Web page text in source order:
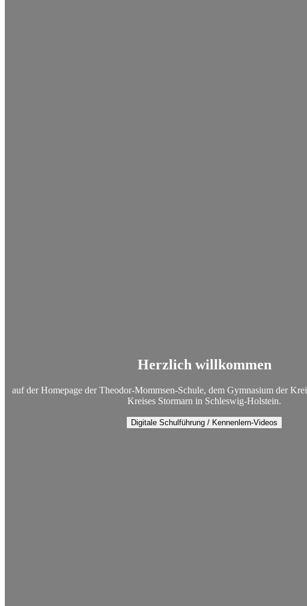
Herzlich willkommen
auf der Homepage der Theodor-Mommsen-Schule, dem Gymnasium der
Kreises Stormarn in Schleswig-Holstein.
Digitale Schulführung / Kennenlern-Videos